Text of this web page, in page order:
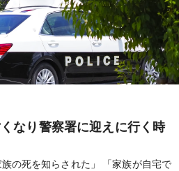
なり警察署に迎えに行く時
族の死を知らされた」 「家族が自宅で